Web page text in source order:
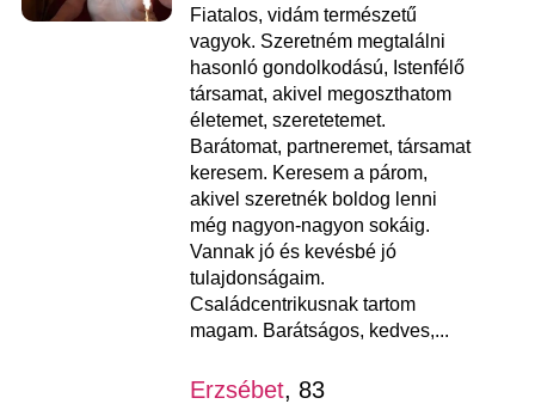
Fiatalos, vidám természetű
vagyok. Szeretném megtalálni
hasonló gondolkodású, Istenfélő
társamat, akivel megoszthatom
életemet, szeretetemet.
Barátomat, partneremet, társamat
keresem. Keresem a párom,
akivel szeretnék boldog lenni
még nagyon-nagyon sokáig.
Vannak jó és kevésbé jó
tulajdonságaim.
Családcentrikusnak tartom
magam. Barátságos, kedves,...
Erzsébet, 83